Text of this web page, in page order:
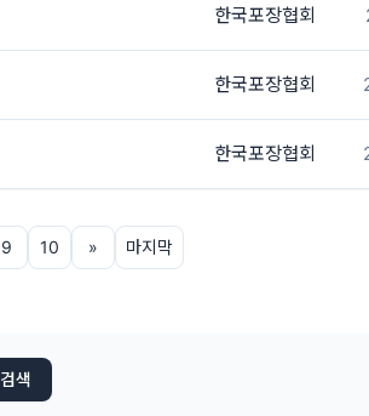
한국포장협회
한국포장협회
한국포장협회
9 10 » 마지막
검색